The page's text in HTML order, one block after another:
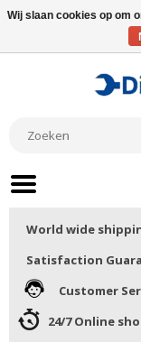
World wide
Satisfaction
Customer
24/7 Online
Wij slaan cookies op om